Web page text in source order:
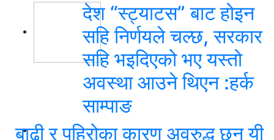
देश “स्ट्याटस” बाट होइन
सहि निर्णयले चल्छ, सरकार
सहि भइदिएको भए यस्तो
अवस्था आउने थिएन :हर्क
साम्पाङ
बाढी र पहिरोका कारण अवरुद्ध छन् यी